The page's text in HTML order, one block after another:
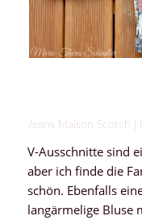
Jeans Maison Scotch
V-Ausschnitte sind
aber ich finde die
schön. Ebenfalls
langärmelige Bluse